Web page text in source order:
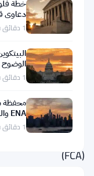
المملكة
المتحدة
تحذيرات.
فقد
أنهت
هيئة
السلوك
المالي
(FCA)
دعاوى
1 دقائق قراءة · Aug 7, 2026
الوضوح
1 دقائق قراءة · Aug 7, 2026
ENA والمشترون لا يتبعونها
1 دقائق قراءة · Aug 7, 2026